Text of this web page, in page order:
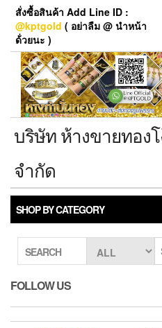
Skip
content
สั่งซื้อสินค้า Add Line ID :
@kptgold ( อย่าลืม @ นำหน้า
ด้่วยนะ )
บริษัท ห้างขายทองโ
จำกัด
SHOP BY CATEGORY
SEARCH
FOLLOW US